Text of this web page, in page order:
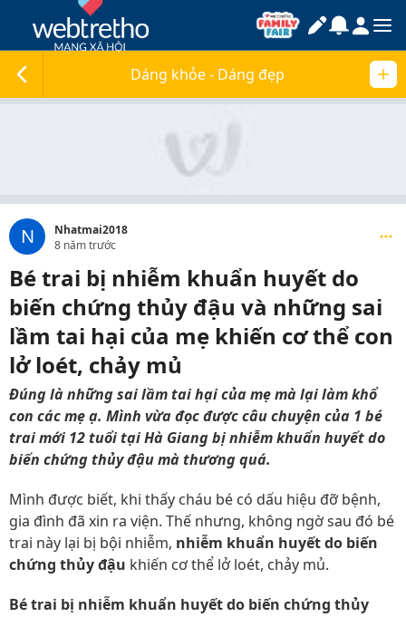
Dáng khỏe - Dáng đẹp
N
Nhatmai2018
8 năm trước
Bé trai bị nhiễm khuẩn huyết do
biến chứng thủy đậu và những sai
lầm tai hại của mẹ khiến cơ thể con
lở loét, chảy mủ
Đúng là những sai lầm tai hại của mẹ mà lại làm khổ
con các mẹ ạ. Mình vừa đọc được câu chuyện của 1 bé
trai mới 12 tuổi tại Hà Giang bị nhiễm khuẩn huyết do
biến chứng thủy đậu mà thương quá.
Mình được biết, khi thấy cháu bé có dấu hiệu đỡ bệnh,
gia đình đã xin ra viện. Thế nhưng, không ngờ sau đó bé
trai này lại bị bội nhiễm, nhiễm khuẩn huyết do biến
chứng thủy đậu khiến cơ thể lở loét, chảy mủ.
Bé trai bị nhiễm khuẩn huyết do biến chứng thủy